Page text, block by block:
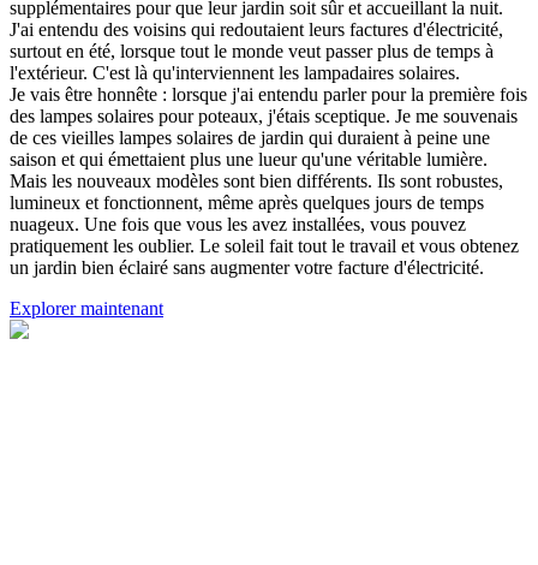
supplémentaires pour que leur jardin soit sûr et accueillant la nuit.
J'ai entendu des voisins qui redoutaient leurs factures d'électricité,
surtout en été, lorsque tout le monde veut passer plus de temps à
l'extérieur. C'est là qu'interviennent les lampadaires solaires.
Je vais être honnête : lorsque j'ai entendu parler pour la première fois
des lampes solaires pour poteaux, j'étais sceptique. Je me souvenais
de ces vieilles lampes solaires de jardin qui duraient à peine une
saison et qui émettaient plus une lueur qu'une véritable lumière.
Mais les nouveaux modèles sont bien différents. Ils sont robustes,
lumineux et fonctionnent, même après quelques jours de temps
nuageux. Une fois que vous les avez installées, vous pouvez
pratiquement les oublier. Le soleil fait tout le travail et vous obtenez
un jardin bien éclairé sans augmenter votre facture d'électricité.
Explorer maintenant